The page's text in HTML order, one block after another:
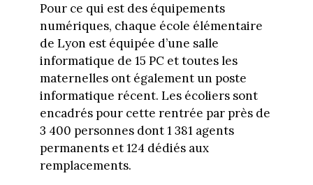
Pour ce qui est des équipements
numériques, chaque école élémentaire
de Lyon est équipée d’une salle
informatique de 15 PC et toutes les
maternelles ont également un poste
informatique récent. Les écoliers sont
encadrés pour cette rentrée par près de
3 400 personnes dont 1 381 agents
permanents et 124 dédiés aux
remplacements.